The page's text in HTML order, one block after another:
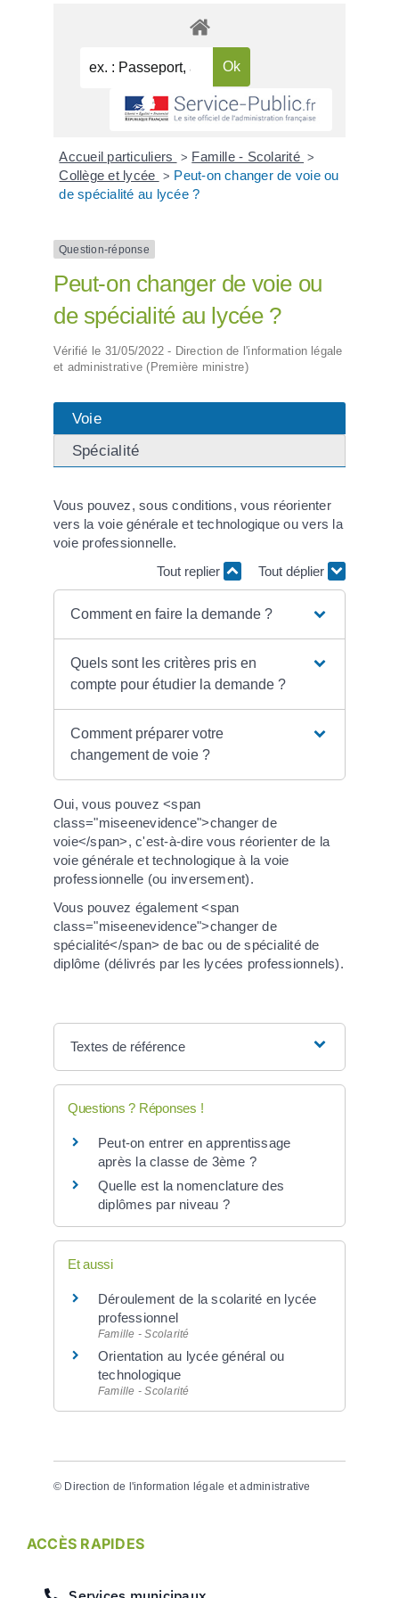
Accueil particuliers > Famille - Scolarité >
Collège et lycée > Peut-on changer de voie ou
de spécialité au lycée ?
Question-réponse
Peut-on changer de voie ou
de spécialité au lycée ?
Vérifié le 31/05/2022 - Direction de l'information légale
et administrative (Première ministre)
Voie
Spécialité
Vous pouvez, sous conditions, vous réorienter
vers la voie générale et technologique ou vers la
voie professionnelle.
Tout replier
Tout déplier
Comment en faire la demande ?
Quels sont les critères pris en
compte pour étudier la demande ?
Comment préparer votre
changement de voie ?
Oui, vous pouvez <span
class="miseenevidence">changer de
voie</span>, c'est-à-dire vous réorienter de la
voie générale et technologique à la voie
professionnelle (ou inversement).
Vous pouvez également <span
class="miseenevidence">changer de
spécialité</span> de bac ou de spécialité de
diplôme (délivrés par les lycées professionnels).
Textes de référence
Questions ? Réponses !
Peut-on entrer en apprentissage
après la classe de 3ème ?
Quelle est la nomenclature des
diplômes par niveau ?
Et aussi
Déroulement de la scolarité en lycée
professionnel
Famille - Scolarité
Orientation au lycée général ou
technologique
Famille - Scolarité
© Direction de l'information légale et administrative
ACCÈS RAPIDES